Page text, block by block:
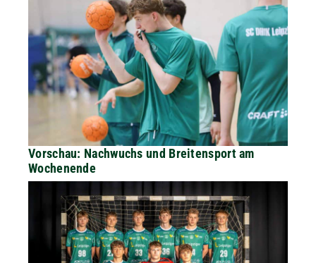
Vorschau: Nachwuchs und Breitensport am
Wochenende